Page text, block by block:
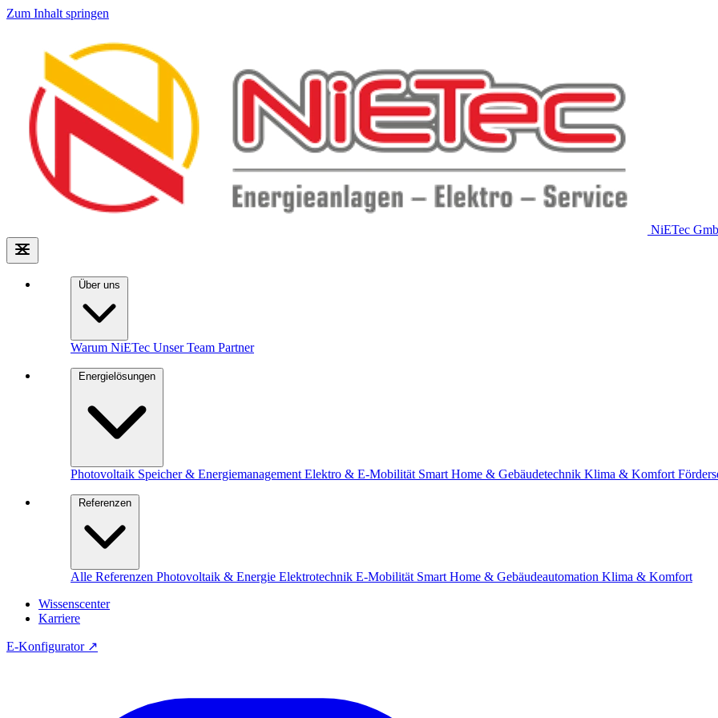
Zum Inhalt springen
NiETec
Über uns
Warum NiETec Unser Team Partner
Energielösungen
Photovoltaik Speicher & Energiemanagement Elektro & E-Mobilität Smart Home & Gebäudetechnik Klima & Komfort
Referenzen
Alle Referenzen Photovoltaik & Energie Elektrotechnik E-Mobilität Smart Home & Gebäudeautomation Klima & Komfort
Wissenscenter
Karriere
E-Konfigurator ↗